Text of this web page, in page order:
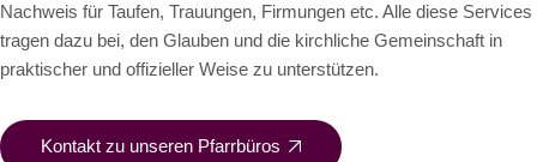
Nachweis für Taufen, Trauungen, Firmungen etc. Alle diese Services
tragen dazu bei, den Glauben und die kirchliche Gemeinschaft in
praktischer und offizieller Weise zu unterstützen.
Kontakt zu unseren Pfarrbüros